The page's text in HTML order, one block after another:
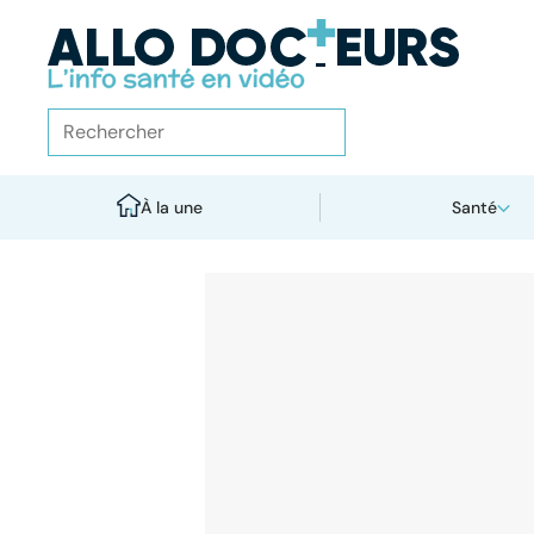
À la une Santé